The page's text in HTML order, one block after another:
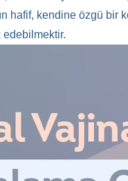
hafif, kendine özgü